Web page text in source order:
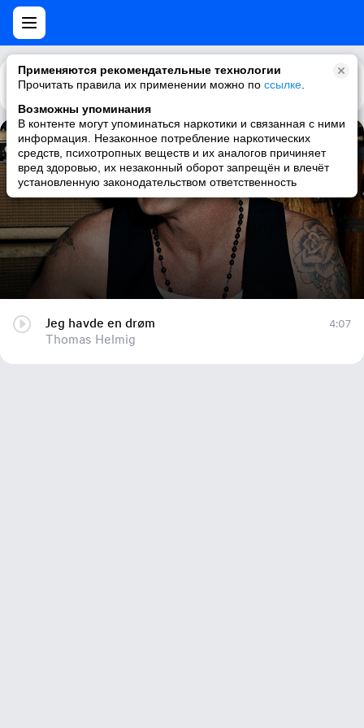
Применяются рекомендательные технологии
Прочитать правила их применении можно по ссылке
Возможны упоминания
В контенте могут упоминаться наркотики и связанная с ними
информация. Незаконное потребление наркотических
средств, психотропных веществ и их аналогов причиняет
вред здоровью, их незаконный оборот запрещён и влечёт
установленную законодательством ответственность
Каталог Рекомендации
Jeg havde en drøm
Thomas Helmig
Jeg havde en drøm
Thomas Helmig
4:07